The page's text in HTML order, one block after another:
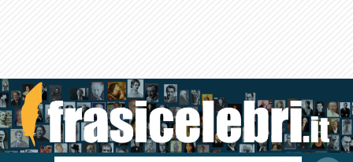
Toggle
search
bar